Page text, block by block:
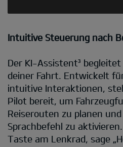
Intuitive Steuerung nach
Der KI-Assistent³
deiner Fahrt. Entwickelt
intuitive Interaktionen,
Pilot bereit, um
Reiserouten zu planen
Sprachbefehl zu
Taste am Lenkrad, sage